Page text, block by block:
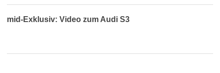
mid-Exklusiv: Video zum Audi S3